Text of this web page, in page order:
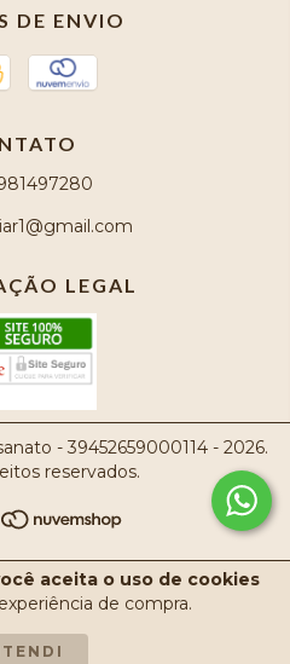
aceita o uso de cookies
de compra.
DE ENVIO
LEGAL
- 39452659000114 - 2026.
reservados.